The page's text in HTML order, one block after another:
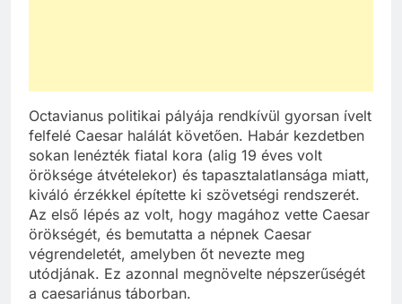
Octavianus politikai pályája rendkívül gyorsan ívelt
felfelé Caesar halálát követően. Habár kezdetben
sokan lenézték fiatal kora (alig 19 éves volt
öröksége átvételekor) és tapasztalatlansága miatt,
kiváló érzékkel építette ki szövetségi rendszerét.
Az első lépés az volt, hogy magához vette Caesar
örökségét, és bemutatta a népnek Caesar
végrendeletét, amelyben őt nevezte meg
utódjának. Ez azonnal megnövelte népszerűségét
a caesariánus táborban.